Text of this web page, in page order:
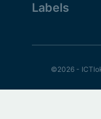
Labels
©2026 -